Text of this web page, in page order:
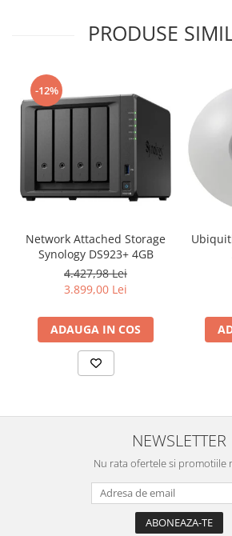
PRODUSE
-12%
Network Attached Storage
Synology DS923+ 4GB
4.427,98 Lei
3.899,00 Lei
ADAUGA IN COS
RJ45
3x3
NEWSLETTER
Nu rata ofertele si promotiile